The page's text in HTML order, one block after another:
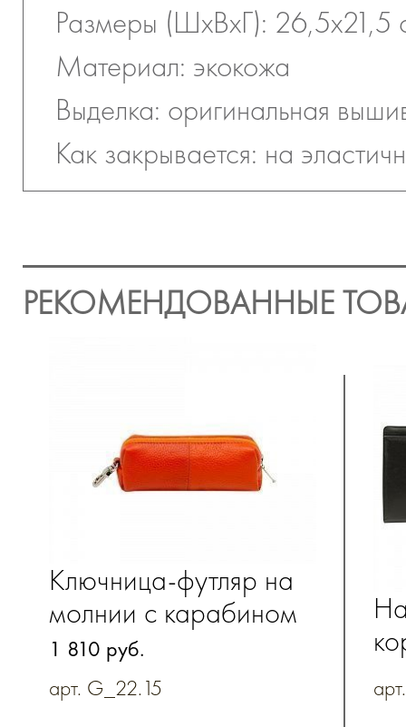
Размеры (ШхВхГ): 26,5х21,5
Материал: экокожа
Выделка: оригинальная
Как закрывается: на
РЕКОМЕНДОВАННЫЕ
Ключница-футляр на
молнии с карабином
из натуральной кожи
1 810 руб.
арт. G_22.15